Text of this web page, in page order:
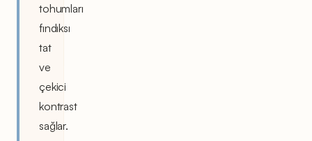
tohumları
fındıksı
tat
ve
çekici
kontrast
sağlar.